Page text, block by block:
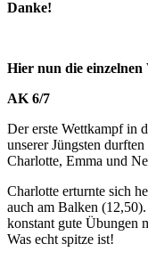
Danke!
Hier nun die
AK 6/7
Der erste Wettkampf in
unserer Jüngsten
Charlotte, Emma und
Charlotte erturnte sich
auch am Balken
konstant gute Übungen
Was echt spitze ist!